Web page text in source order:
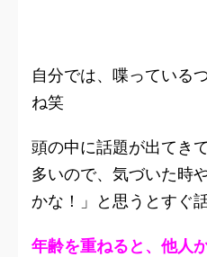
自分では、喋っている
ね笑
頭の中に話題が出てき
多いので、気づいた時
かな！」と思うとすぐ
年齢を重ねると、他人